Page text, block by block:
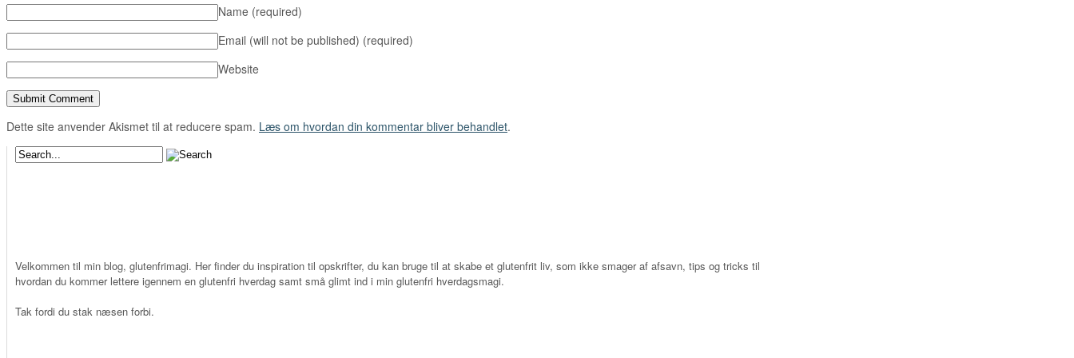
Name (required)
Email (will not be published) (required)
Website
Dette site anvender Akismet til at reducere spam. Læs om hvordan din kommentar bliver behandlet.
Velkommen til min blog, glutenfrimagi. Her finder du inspiration til opskrifter, du kan bruge til at skabe et glutenfrit liv, som ikke smager af afsavn, tips og tricks til
hvordan du kommer lettere igennem en glutenfri hverdag samt små glimt ind i min glutenfri hverdagsmagi.
Tak fordi du stak næsen forbi.